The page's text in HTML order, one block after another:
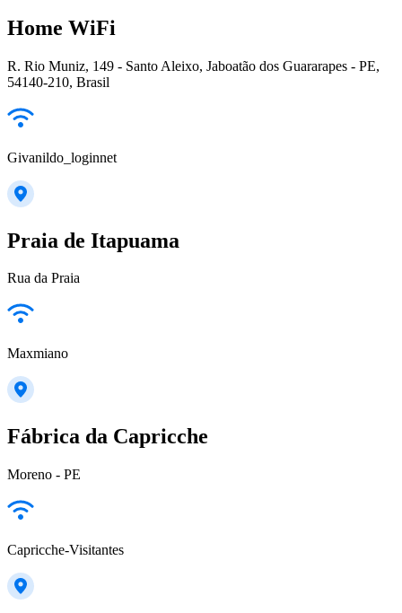
Home WiFi
R. Rio Muniz, 149 - Santo Aleixo, Jaboatão dos Guararapes - PE,
54140-210, Brasil
Givanildo_loginnet
Praia de Itapuama
Rua da Praia
Maxmiano
Fábrica da Capricche
Moreno - PE
Capricche-Visitantes